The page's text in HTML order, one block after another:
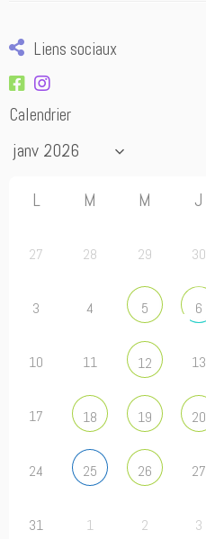
Liens sociaux
Calendrier
L M M J
27 28 29 30
3 4 5 6
10 11 12 13
17 18 19 20
24 25 26 27
31 1 2 3